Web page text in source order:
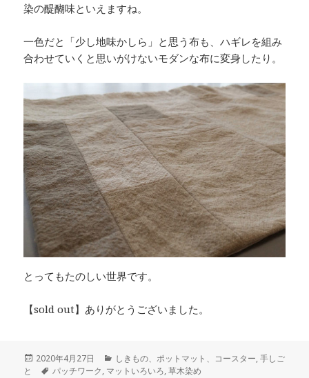
染の醍醐味といえますね。
一色だと「少し地味かしら」と思う布も、ハギレを組み
合わせていくと思いがけないモダンな布に変身したり。
とってもたのしい世界です。
【sold out】ありがとうございました。
投
稿
2020年4月27日
カ
テ
しきもの、ポットマット、コースター,手しご
と
タ
パッチワーク, マットいろいろ,草木染め